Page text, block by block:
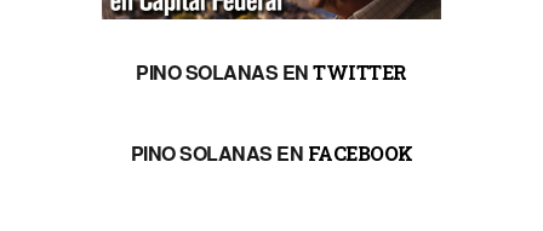
PINO SOLANAS ENTWITTER
PINO SOLANAS EN FACEBOOK